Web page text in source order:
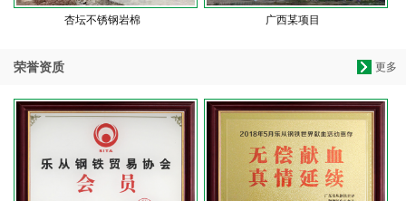
杏坛不锈钢岩棉 广西某项目
更多
荣誉资质